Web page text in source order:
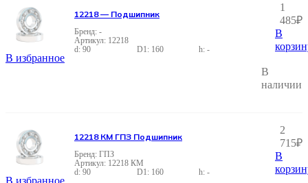
В избранное
12218
90
160 -
-
12218 — Подшипник
1
485₽
В
В
наличии
В избранное
12218 КМ
90
160 -
ГПЗ
12218 КМ ГПЗ Подшипник
2
715₽
В